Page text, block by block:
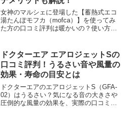
女神のマルシェに登場した【蓄熱式エコ
湯たんぽモフカ（mofca）】を使ってみ
た方の口コミ評判は暖かいの？使い方や
るだけで繰り返し使うことができるの
で、毎回お湯を沸かすと...
ドクターエア エアロジェットSの
口コミ評判！うるさい音や風量の
効果・寿命の目安とは
ドクターエアのエアロジェットS（GFA-
02）はうるさい？気になる音の大きさや
圧倒的な風量の効果を、実際の口コミ評